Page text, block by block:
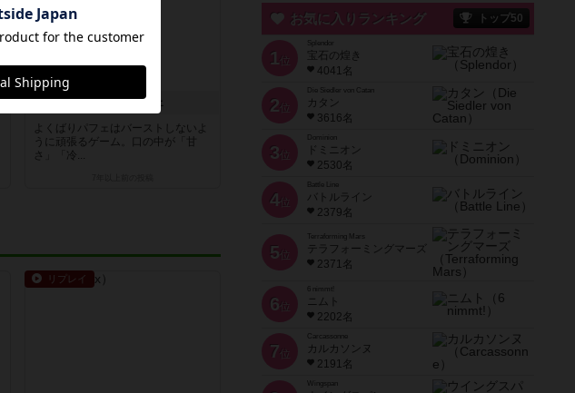
よくばりパフェ
よくばりパフェはバーストしないよ
うに頑張るゲーム。口の中が「甘
さ」「冷...
リプレイ
お気に入りランキング トップ50
1 位
宝石の煌き
4041名
2 位
Die Siedler von Catan
カタン
3616名
3 位
ドミニオン
2530名
4位
Battle Line
バトルライン
2379名
5 位
Terraforming Mars
テラフォーミングマーズ
2371名
6 位
ニムト
2202名
7 位
Carcassonne
カルカソンヌ
2191名
Wingspan